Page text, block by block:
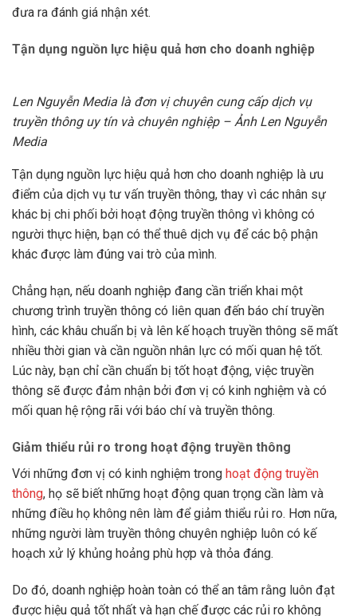
đưa ra đánh giá nhận xét.
Tận dụng nguồn lực hiệu quả hơn cho doanh nghiệp
Len Nguyễn Media là đơn vị chuyên cung cấp dịch vụ
truyền thông uy tín và chuyên nghiệp – Ảnh Len Nguyễn
Media
Tận dụng nguồn lực hiệu quả hơn cho doanh nghiệp là ưu
điểm của dịch vụ tư vấn truyền thông, thay vì các nhân sự
khác bị chi phối bởi hoạt động truyền thông vì không có
người thực hiện, bạn có thể thuê dịch vụ để các bộ phận
khác được làm đúng vai trò của mình.
Chẳng hạn, nếu doanh nghiệp đang cần triển khai một
chương trình truyền thông có liên quan đến báo chí truyền
hình, các khâu chuẩn bị và lên kế hoạch truyền thông sẽ mất
nhiều thời gian và cần nguồn nhân lực có mối quan hệ tốt.
Lúc này, bạn chỉ cần chuẩn bị tốt hoạt động, việc truyền
thông sẽ được đảm nhận bởi đơn vị có kinh nghiệm và có
mối quan hệ rộng rãi với báo chí và truyền thông.
Giảm thiểu rủi ro trong hoạt động truyền thông
Với những đơn vị có kinh nghiệm trong hoạt động truyền
thông, họ sẽ biết những hoạt động quan trọng cần làm và
những điều họ không nên làm để giảm thiểu rủi ro. Hơn nữa,
những người làm truyền thông chuyên nghiệp luôn có kế
hoạch xử lý khủng hoảng phù hợp và thỏa đáng.
Do đó, doanh nghiệp hoàn toàn có thể an tâm rằng luôn đạt
được hiệu quả tốt nhất và hạn chế được các rủi ro không